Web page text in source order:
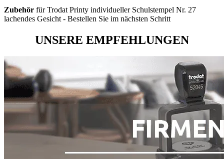
Zubehör für Trodat Printy individueller Schulstempel Nr. 27
lachendes Gesicht - Bestellen Sie im nächsten Schritt
UNSERE EMPFEHLUNGEN